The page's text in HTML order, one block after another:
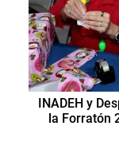
INADEH y
la Forratón